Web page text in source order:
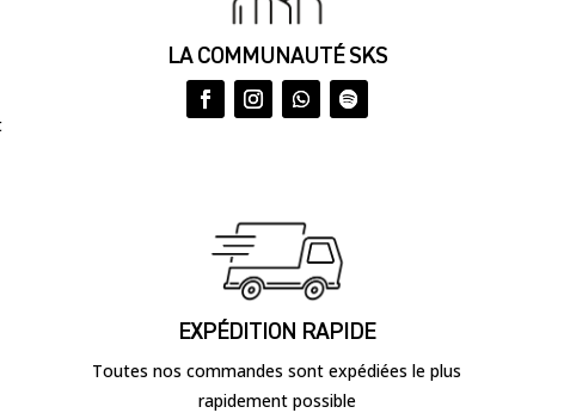
LA COMMUNAUTÉ SKS
EXPÉDITION RAPIDE
Toutes nos commandes sont expédiées le plus
rapidement possible